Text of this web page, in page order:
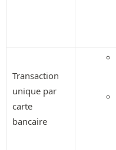
Transaction
unique par
carte
bancaire